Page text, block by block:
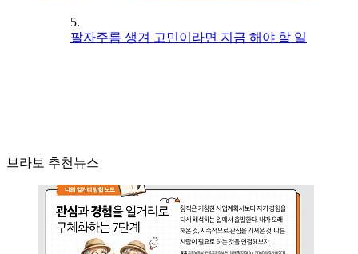
5.
팔자주름 생겨 고민이라면 지금 해야 할 일
브라보 추천뉴스